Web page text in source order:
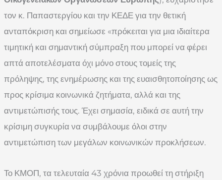
τον κ. Παπαστεργίου και την ΚΕΔΕ για την θετική
ανταπόκριση και σημείωσε «πρόκειται για μια ιδιαίτερα
τιμητική και σημαντική σύμπραξη που μπορεί να φέρει
απτά αποτελέσματα όχι μόνο στους τομείς της
πρόληψης, της ενημέρωσης και της ευαισθητοποίησης ως
προς κρίσιμα κοινωνικά ζητήματα, αλλά και της
αντιμετώπισής τους. Έχει σημασία, ειδικά σε αυτή την
κρίσιμη συγκυρία να συμβάλουμε όλοι στην
αντιμετώπιση των μεγάλων κοινωνικών προκλήσεων.
Το ΚΜΟΠ, τα τελευταία 43 χρόνια προωθεί τη στήριξη